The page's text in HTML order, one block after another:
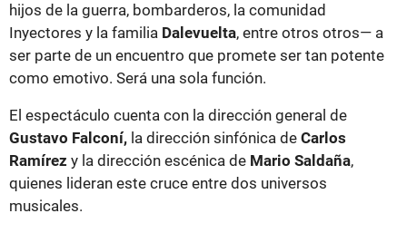
hijos de la guerra, bombarderos, la comunidad
Inyectores y la familia Dalevuelta, entre otros otros— a
ser parte de un encuentro que promete ser tan potente
como emotivo. Será una sola función.
El espectáculo cuenta con la dirección general de
Gustavo Falconí, la dirección sinfónica de Carlos
Ramírez y la dirección escénica de Mario Saldaña,
quienes lideran este cruce entre dos universos
musicales.